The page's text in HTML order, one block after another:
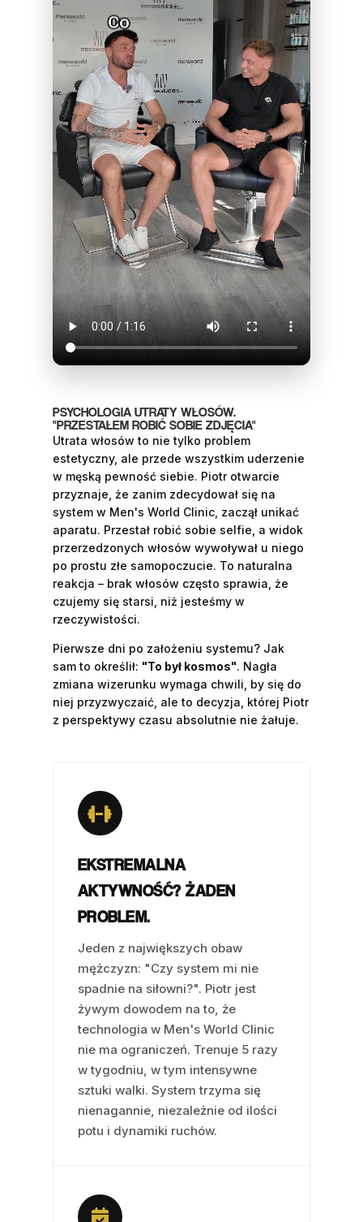
PSYCHOLOGIA UTRATY WŁOSÓW.
"PRZESTAŁEM ROBIĆ SOBIE ZDJĘCIA"
Utrata włosów to nie tylko problem
estetyczny, ale przede wszystkim uderzenie
w męską pewność siebie. Piotr otwarcie
przyznaje, że zanim zdecydował się na
system w Men's World Clinic, zaczął unikać
aparatu. Przestał robić sobie selfie, a widok
przerzedzonych włosów wywoływał u niego
po prostu złe samopoczucie. To naturalna
reakcja – brak włosów często sprawia, że
czujemy się starsi, niż jesteśmy w
rzeczywistości.
Pierwsze dni po założeniu systemu? Jak
sam to określił: "To był kosmos". Nagła
zmiana wizerunku wymaga chwili, by się do
niej przyzwyczaić, ale to decyzja, której Piotr
z perspektywy czasu absolutnie nie żałuje.
EKSTREMALNA
AKTYWNOŚĆ? ŻADEN
PROBLEM.
Jeden z największych obaw
mężczyzn: "Czy system mi nie
spadnie na siłowni?". Piotr jest
żywym dowodem na to, że
technologia w Men's World Clinic
nie ma ograniczeń. Trenuje 5 razy
w tygodniu, w tym intensywne
sztuki walki. System trzyma się
nienagannie, niezależnie od ilości
potu i dynamiki ruchów.